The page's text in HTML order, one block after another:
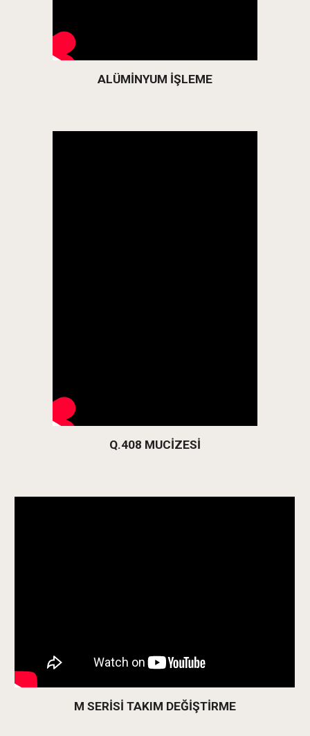
ALÜMİNYUM İŞLEME
Q.408 MUCİZESİ
M SERİSİ TAKIM DEĞİŞTİRME